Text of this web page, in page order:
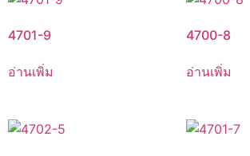
4701-9
อ่านเพิ่ม
4700-8
อ่านเพิ่ม